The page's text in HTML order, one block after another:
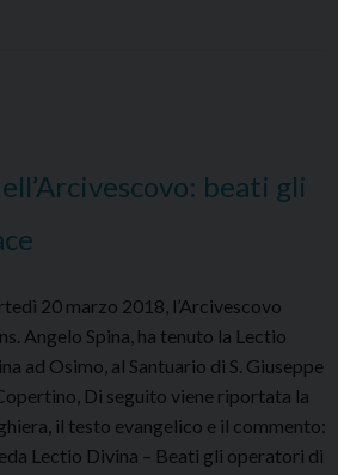
beati gli
20 marzo 2018, l’Arcivescovo
Angelo Spina, ha tenuto la Lectio
ad Osimo, al Santuario di S. Giuseppe
Di seguito viene riportata la
il testo evangelico e il commento:
Lectio Divina – Beati gli operatori di